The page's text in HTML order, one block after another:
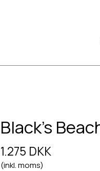
Black's
1.275 DKK
(inkl. moms)